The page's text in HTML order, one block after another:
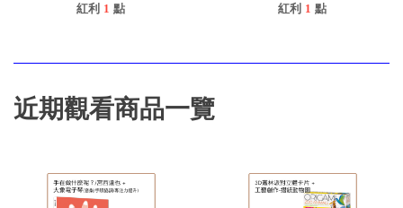
紅利 1 點
紅利 1 點
近期觀看商品一覽